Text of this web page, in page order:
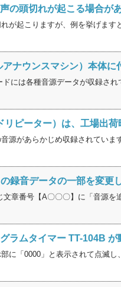
の頭切れが起こる場合が
れが起こりますが、例を挙げま
アナウンスマシン）本体
ドには各種音源データが収録さ
リピーター）は、工場出
源があらかじめ収録されてい
録音データの一部を変更
文章番号【A〇〇〇】に「音源
ラムタイマー TT-104B が
に「0000」と表示されて点滅